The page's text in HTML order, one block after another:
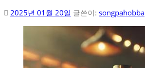
2025년 01월 20일 글쓴이: songpahobba